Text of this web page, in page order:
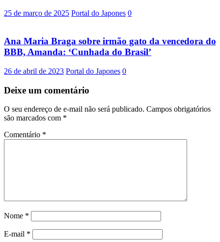
25 de março de 2025 Portal do Japones 0
Ana Maria Braga sobre irmão gato da vencedora do
BBB, Amanda: ‘Cunhada do Brasil’
26 de abril de 2023 Portal do Japones 0
Deixe um comentário
O seu endereço de e-mail não será publicado. Campos obrigatórios
são marcados com *
Comentário *
Nome *
E-mail *